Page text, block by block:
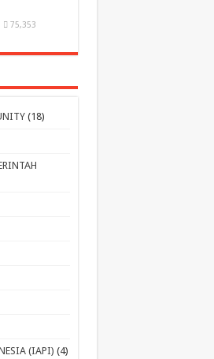
75,353
(18)
(IAPI) (4)